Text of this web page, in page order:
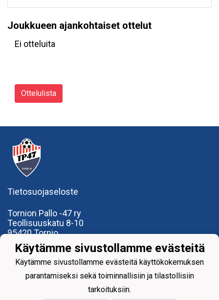
Joukkueen ajankohtaiset ottelut
Ei otteluita
Ottelulista
Tietosuojaseloste
Tornion Pallo -47 ry
Teollisuuskatu 8-10
95420 Tornio
+358 40591 9275
office@tp47.com
Käytämme sivustollamme evästeitä
Käytämme sivustollamme evästeitä käyttökokemuksen
parantamiseksi sekä toiminnallisiin ja tilastollisiin
tarkoituksiin.